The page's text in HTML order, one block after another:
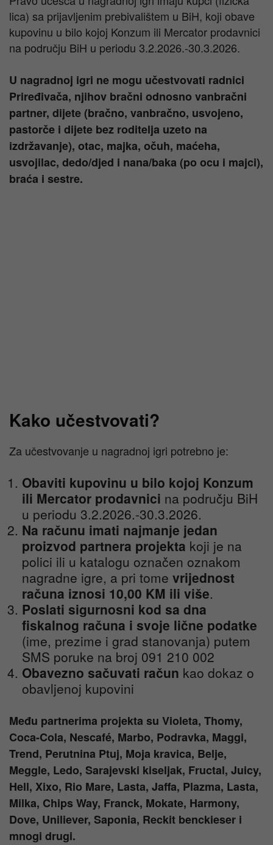
lica) sa prijavljenim prebivalištem u BiH, koji obave
kupovinu u bilo kojoj Konzum ili Mercator prodavnici
na području BiH u periodu 3.2.2026.-30.3.2026.
U nagradnoj igri ne mogu učestvovati radnici
Priređivača, njihov bračni odnosno vanbračni
partner, dijete (bračno, vanbračno, usvojeno,
pastorče i dijete bez roditelja uzeto na
izdržavanje), otac, majka, očuh, maćeha,
usvojilac, dedo/djed i nana/baka (po ocu i majci),
braća i sestre.
Kako učestvovati?
Za učestvovanje u nagradnoj igri potrebno je:
Obaviti kupovinu u bilo kojoj Konzum
ili Mercator prodavnici na području BiH
u periodu 3.2.2026.-30.3.2026.
Na računu imati najmanje jedan
proizvod partnera projekta koji je na
polici ili u katalogu označen oznakom
nagradne igre, a pri tome vrijednost
računa iznosi 10,00 KM ili više.
Poslati sigurnosni kod sa dna
fiskalnog računa i svoje lične podatke
(ime, prezime i grad stanovanja) putem
SMS poruke na broj 091 210 002
Obavezno sačuvati račun kao dokaz o
obavljenoj kupovini
Među partnerima projekta su Violeta, Thomy,
Coca-Cola, Nescafé, Marbo, Podravka, Maggi,
Trend, Perutnina Ptuj, Moja kravica, Belje,
Meggle, Ledo, Sarajevski kiseljak, Fructal, Juicy,
Hell, Xixo, Rio Mare, Lasta, Jaffa, Plazma, Lasta,
Milka, Chips Way, Franck, Mokate, Harmony,
Dove, Uniliever, Saponia, Reckit benckieser i
mnogi drugi.